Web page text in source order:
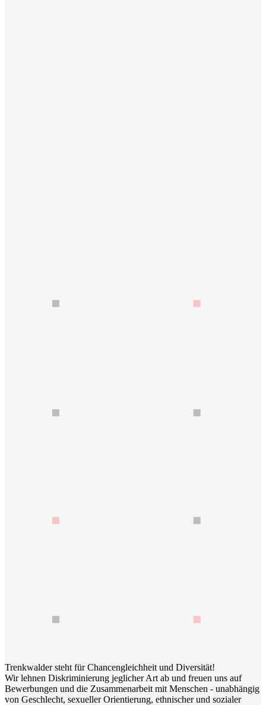
Trenkwalder steht für Chancengleichheit und Diversität!
Wir lehnen Diskriminierung jeglicher Art ab und freuen uns auf
Bewerbungen und die Zusammenarbeit mit Menschen - unabhängig
von Geschlecht, sexueller Orientierung, ethnischer und sozialer